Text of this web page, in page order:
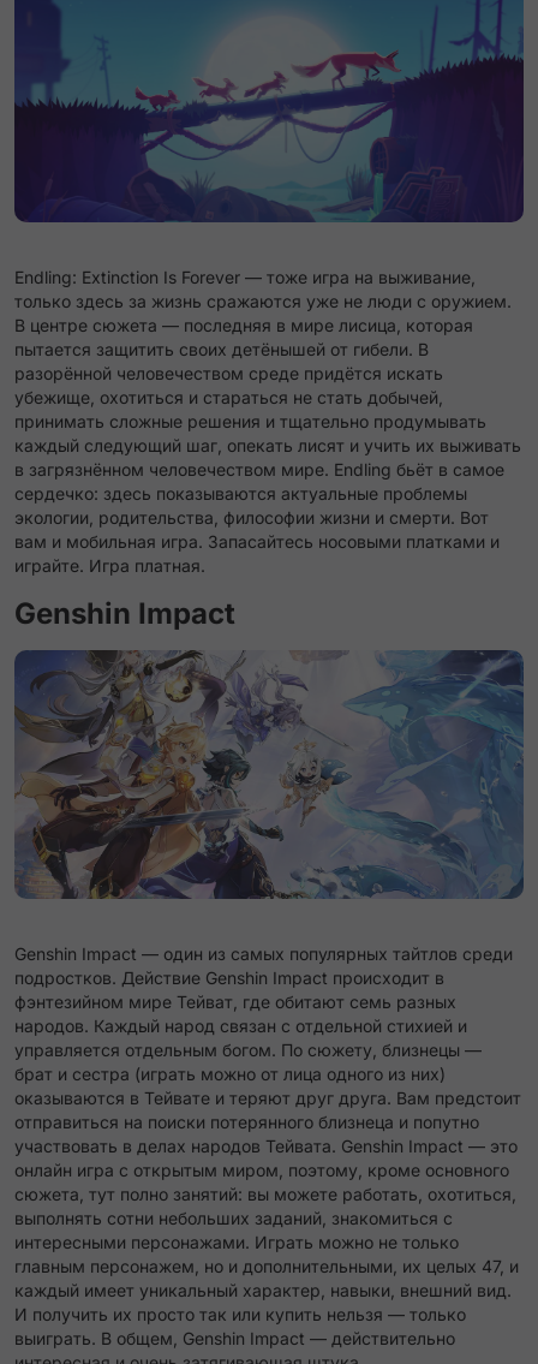
Endling: Extinction Is Forever — тоже игра на выживание,
только здесь за жизнь сражаются уже не люди с оружием.
В центре сюжета — последняя в мире лисица, которая
пытается защитить своих детёнышей от гибели. В
разорённой человечеством среде придётся искать
убежище, охотиться и стараться не стать добычей,
принимать сложные решения и тщательно продумывать
каждый следующий шаг, опекать лисят и учить их выживать
в загрязнённом человечеством мире. Endling бьёт в самое
сердечко: здесь показываются актуальные проблемы
экологии, родительства, философии жизни и смерти. Вот
вам и мобильная игра. Запасайтесь носовыми платками и
играйте. Игра платная.
Genshin Impact
Genshin Impact — один из самых популярных тайтлов среди
подростков. Действие Genshin Impact происходит в
фэнтезийном мире Тейват, где обитают семь разных
народов. Каждый народ связан с отдельной стихией и
управляется отдельным богом. По сюжету, близнецы —
брат и сестра (играть можно от лица одного из них)
оказываются в Тейвате и теряют друг друга. Вам предстоит
отправиться на поиски потерянного близнеца и попутно
участвовать в делах народов Тейвата. Genshin Impact — это
онлайн игра с открытым миром, поэтому, кроме основного
сюжета, тут полно занятий: вы можете работать, охотиться,
выполнять сотни небольших заданий, знакомиться с
интересными персонажами. Играть можно не только
главным персонажем, но и дополнительными, их целых 47, и
каждый имеет уникальный характер, навыки, внешний вид.
И получить их просто так или купить нельзя — только
выиграть. В общем, Genshin Impact — действительно